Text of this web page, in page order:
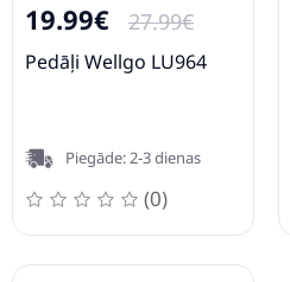
19.99€ 27.99€
Pedāļi Wellgo LU964
Piegāde: 2-3 dienas
(0)